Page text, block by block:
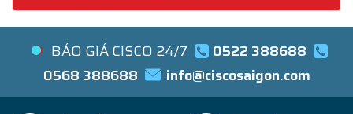
BÁO GIÁ CISCO 24/7
0522 388688
0568 388688
info@ciscosaigon.com